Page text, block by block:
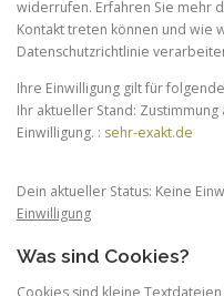
widerrufen. Erfahren Sie mehr
Kontakt treten können und wie
Datenschutzrichtlinie
Ihre Einwilligung gilt für
Ihr aktueller Stand:
Einwilligung. : sehr-exakt.de
Dein aktueller Status: Keine
Einwilligung
Was sind Cookies?